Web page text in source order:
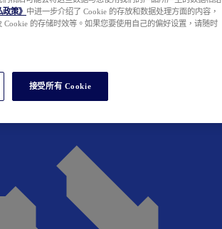
政策》 中进一步介绍了 Cookie 的存放和数据处理方面的内容，
的存储时效等。如果您要使用自己的偏好设置，请随时
接受所有 Cookie